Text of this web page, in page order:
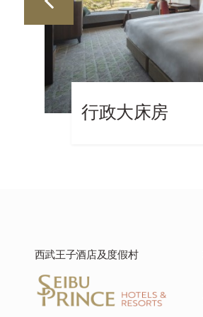
行政大床房
西武王子酒店及度假村